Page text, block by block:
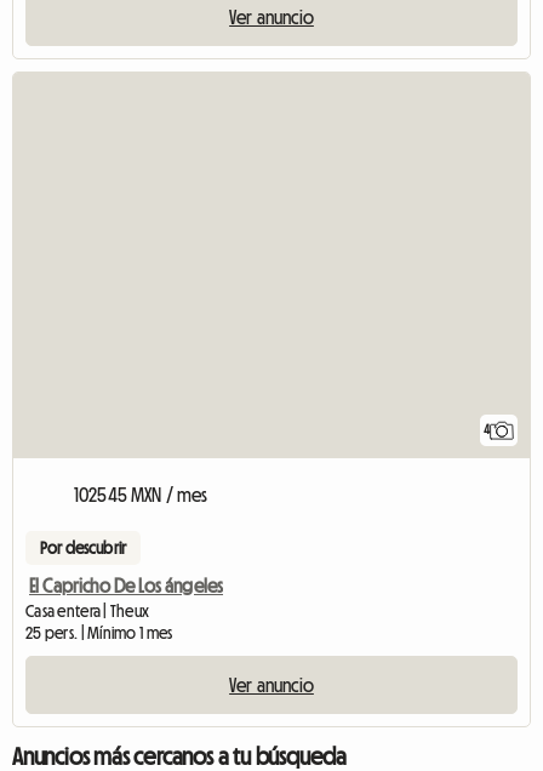
Ver anuncio
4
102545 MXN / mes
Por descubrir
El Capricho De Los ángeles
Casa entera | Theux
25 pers. | Mínimo 1 mes
Ver anuncio
Anuncios más cercanos a tu búsqueda